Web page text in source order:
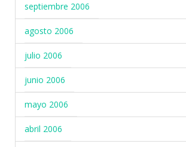
septiembre 2006
agosto 2006
julio 2006
junio 2006
mayo 2006
abril 2006